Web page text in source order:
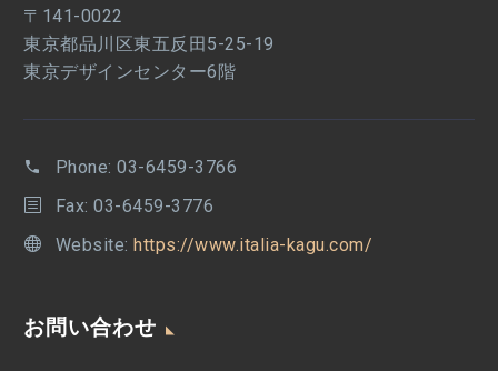
〒141-0022
東京都品川区東五反田5-25-19
東京デザインセンター6階
Phone: 03-6459-3766
Fax: 03-6459-3776
Website: https://www.italia-kagu.com/
お問い合わせ